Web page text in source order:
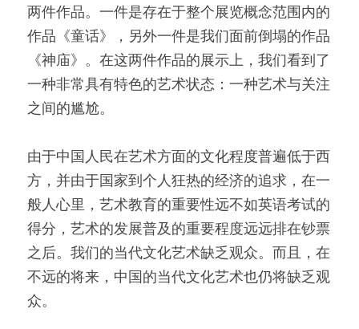
两件作品。一件是存在于整个展览概念范围内的
作品《童话》，另外一件是我们面前倒塌的作品
《神庙》。在这两件作品的展示上，我们看到了
一种非常具有特色的艺术状态：一种艺术与关注
之间的尴尬。
由于中国人民在艺术方面的文化程度普遍低于西
方，并由于国家到个人狂热的经济的追求，在一
般人心里，艺术教育的重要性远不如英语考试的
得分，艺术的发展普及的重要程度远远排在钞票
之后。我们的当代文化艺术缺乏观众。而且，在
不远的将来，中国的当代文化艺术也仍将缺乏观
众。